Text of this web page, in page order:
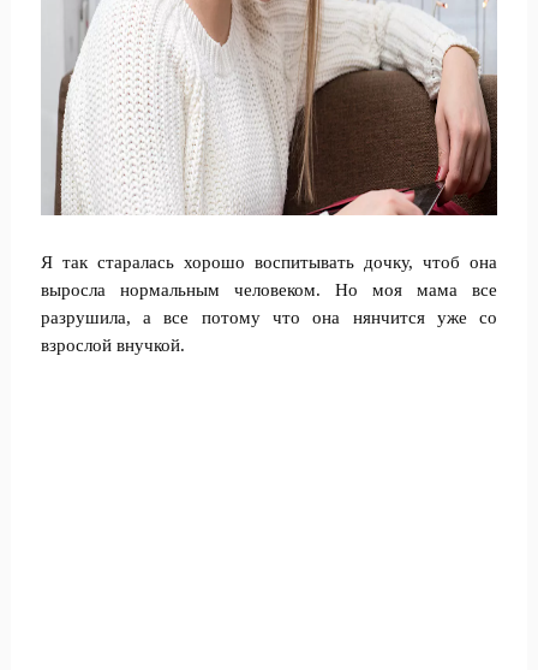
Я так старалась хорошо воспитывать дочку, чтоб она
выросла нормальным человеком. Но моя мама все
разрушила, а все потому что она нянчится уже со
взрослой внучкой.